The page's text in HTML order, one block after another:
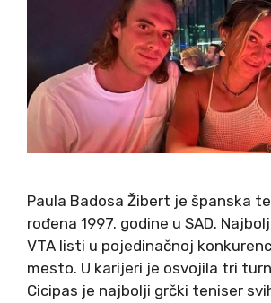
Paula Badosa Žibert je španska
rođena 1997. godine u SAD.
VTA listi u pojedinačnoj
mesto. U karijeri je osvojila tri
Cicipas je najbolji grčki teniser